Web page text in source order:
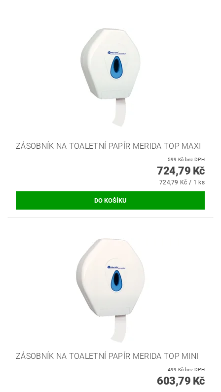
ZÁSOBNÍK NA TOALETNÍ PAPÍR MERIDA TOP MAXI
599 Kč bez DPH
724,79 Kč
724,79 Kč / 1 ks
ZÁSOBNÍK NA TOALETNÍ PAPÍR MERIDA TOP MINI
499 Kč bez DPH
603,79 Kč